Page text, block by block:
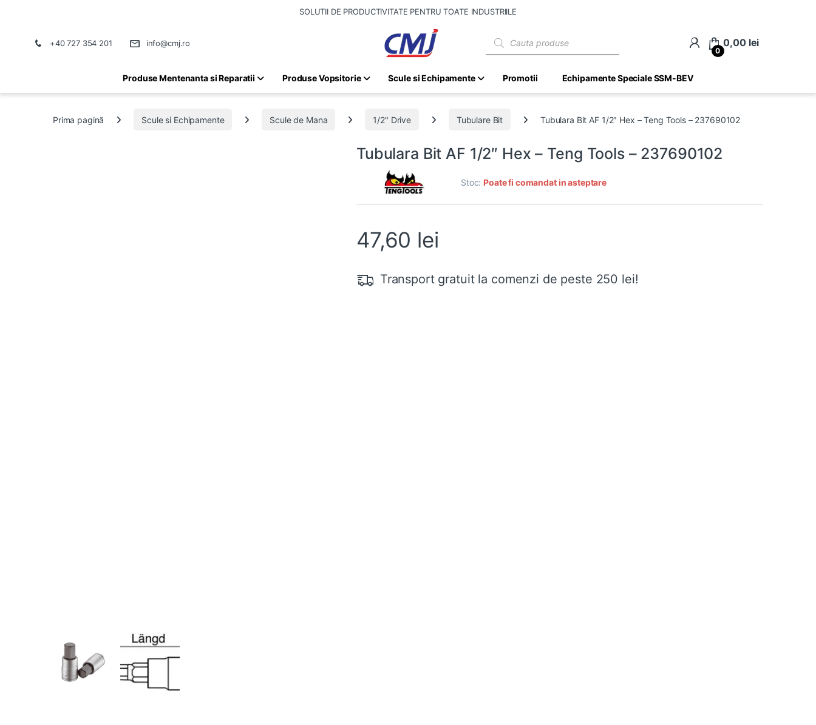
SOLUTII DE PRODUCTIVITATE PENTRU TOATE INDUSTRIILE
+40 727 354 201 info@cmj.ro
0
0,00 lei
Produse Mentenanta si Reparatii Produse Vopsitorie Scule si Echipamente Promotii Echipamente Speciale SSM-BEV
Prima pagină Scule si Echipamente Scule de Mana 1/2" Drive Tubulare Bit Tubulara Bit AF 1/2″ Hex – Teng Tools – 237690102
Tubulara Bit AF 1/2″ Hex – Teng Tools – 237690102
Stoc: Poate fi comandat in asteptare
47,60 lei
Transport gratuit la comenzi de peste 250 lei!